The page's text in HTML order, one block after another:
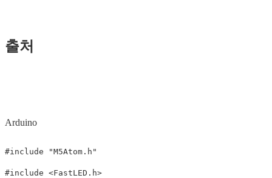
출처
Arduino
#include "M5Atom.h"
#include <FastLED.h>